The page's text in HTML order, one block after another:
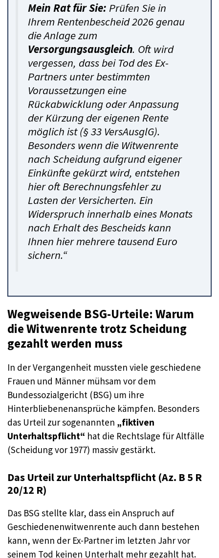
Mein Rat für Sie: Prüfen Sie in
Ihrem Rentenbescheid 2026 genau
die Anlage zum
Versorgungsausgleich. Oft wird
vergessen, dass bei Tod des Ex-
Partners unter bestimmten
Voraussetzungen eine
Rückabwicklung oder Anpassung
der Kürzung der eigenen Rente
möglich ist (§ 33 VersAusglG).
Besonders wenn die Witwenrente
nach Scheidung aufgrund eigener
Einkünfte gekürzt wird, entstehen
hier oft Berechnungsfehler zu
Lasten der Versicherten. Ein
Widerspruch innerhalb eines Monats
nach Erhalt des Bescheids kann
Ihnen hier mehrere tausend Euro
sichern.“
Wegweisende BSG-Urteile: Warum
die Witwenrente trotz Scheidung
gezahlt werden muss
In der Vergangenheit mussten viele geschiedene
Frauen und Männer mühsam vor dem
Bundessozialgericht (BSG) um ihre
Hinterbliebenenansprüche kämpfen. Besonders
das Urteil zur sogenannten „fiktiven
Unterhaltspflicht“ hat die Rechtslage für Altfälle
(Scheidung vor 1977) massiv gestärkt.
Das Urteil zur Unterhaltspflicht (Az. B 5 R
20/12 R)
Das BSG stellte klar, dass ein Anspruch auf
Geschiedenenwitwenrente auch dann bestehen
kann, wenn der Ex-Partner im letzten Jahr vor
seinem Tod keinen Unterhalt mehr gezahlt hat.